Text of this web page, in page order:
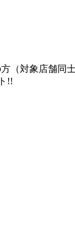
（対象店舗同士
!!